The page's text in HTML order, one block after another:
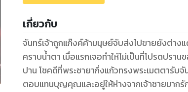
เกี่ยวกับ
จันทร์เจ้าถูกแก๊งค์ค้ามนุษย์จับส่งไปขายยังต่าง
คราบน้ำตา เมื่อแรกเจอทำให้ไม่เป็นที่โปรดปรา
ปาน โชคดีที่พระชายากิ่งแก้วทรงพระเมตตารับ
ตอบแทนบุญคุณและอยู่ให้ห่างจากเจ้าชายมากรั